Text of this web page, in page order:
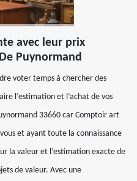
avec leur prix
Puynormand
voter temps à chercher des
l’estimation et l’achat de vos
33660 car Comptoir art
et ayant toute la connaissance
la valeur et l’estimation exacte de
de valeur. Avec une